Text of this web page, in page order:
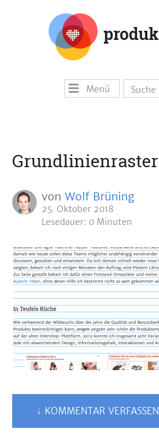
Menü
Grundlinienraster
von Wolf Brüning
25. Oktober 2018
Lesedauer: 0 Minuten
↓ KOMMENTAR VERFASSEN